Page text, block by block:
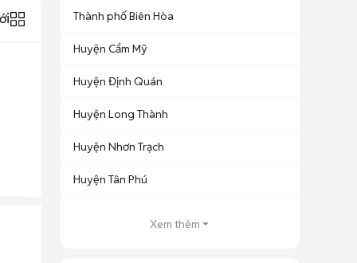
Thành phố Biên Hòa
Huyện Cẩm Mỹ
Huyện Định Quán
Huyện Long Thành
Huyện Nhơn Trạch
Huyện Tân Phú
Xem thêm